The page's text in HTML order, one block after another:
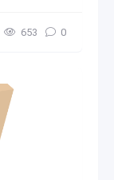
653 0